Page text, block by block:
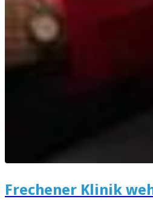
Frechener Klinik